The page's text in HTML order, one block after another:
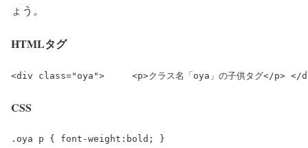
ょう。
HTMLタグ
<div class="oya">     <p>クラス名「oya」の子供タグ</p> </
CSS
.oya p { font-weight:bold; }